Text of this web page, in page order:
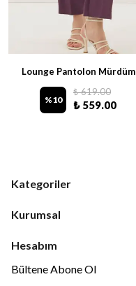
Lounge Pantolon Mürdüm
%10
₺ 619.00
₺ 559.00
Kategoriler
Kurumsal
Hesabım
Bültene Abone Ol